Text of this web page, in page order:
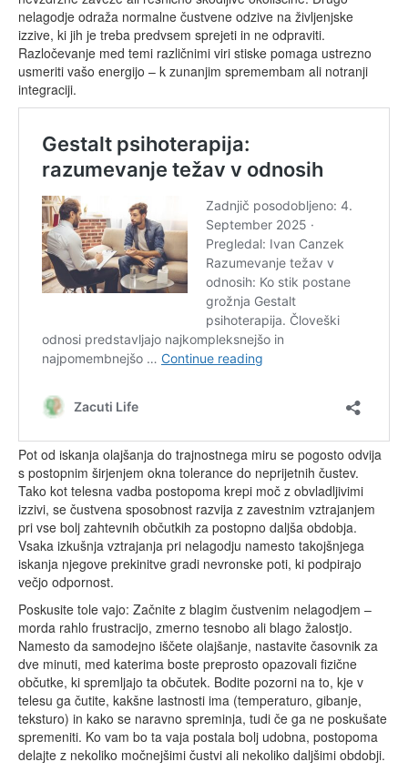
nelagodje odraža normalne čustvene odzive na življenjske
izzive, ki jih je treba predvsem sprejeti in ne odpraviti.
Razločevanje med temi različnimi viri stiske pomaga ustrezno
usmeriti vašo energijo – k zunanjim spremembam ali notranji
integraciji.
Pot od iskanja olajšanja do trajnostnega miru se pogosto odvija
s postopnim širjenjem okna tolerance do neprijetnih čustev.
Tako kot telesna vadba postopoma krepi moč z obvladljivimi
izzivi, se čustvena sposobnost razvija z zavestnim vztrajanjem
pri vse bolj zahtevnih občutkih za postopno daljša obdobja.
Vsaka izkušnja vztrajanja pri nelagodju namesto takojšnjega
iskanja njegove prekinitve gradi nevronske poti, ki podpirajo
večjo odpornost.
Poskusite tole vajo: Začnite z blagim čustvenim nelagodjem –
morda rahlo frustracijo, zmerno tesnobo ali blago žalostjo.
Namesto da samodejno iščete olajšanje, nastavite časovnik za
dve minuti, med katerima boste preprosto opazovali fizične
občutke, ki spremljajo ta občutek. Bodite pozorni na to, kje v
telesu ga čutite, kakšne lastnosti ima (temperaturo, gibanje,
teksturo) in kako se naravno spreminja, tudi če ga ne poskušate
spremeniti. Ko vam bo ta vaja postala bolj udobna, postopoma
delajte z nekoliko močnejšimi čustvi ali nekoliko daljšimi obdobji.